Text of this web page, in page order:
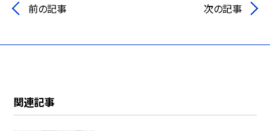
前の記事 次の記事
関連記事